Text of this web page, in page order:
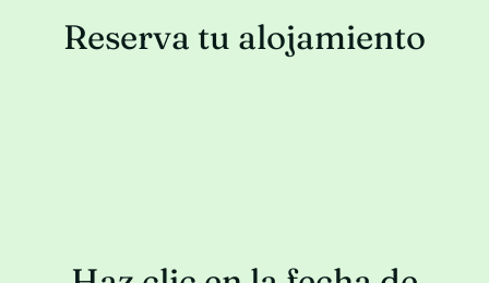
Reserva tu alojamiento